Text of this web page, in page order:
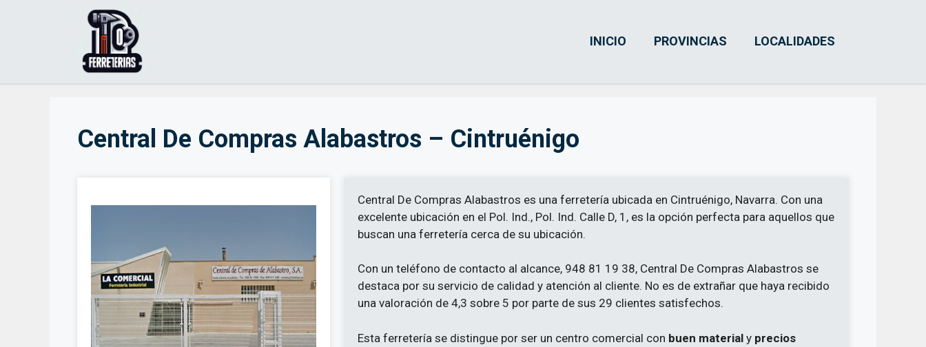
INICIO PROVINCIAS LOCALIDADES
Central De Compras Alabastros – Cintruénigo
Central De Compras Alabastros es una ferretería ubicada en Cintruénigo, Navarra. Con una
excelente ubicación en el Pol. Ind., Pol. Ind. Calle D, 1, es la opción perfecta para aquellos que
buscan una ferretería cerca de su ubicación.
Con un teléfono de contacto al alcance, 948 81 19 38, Central De Compras Alabastros se
destaca por su servicio de calidad y atención al cliente. No es de extrañar que haya recibido
una valoración de 4,3 sobre 5 por parte de sus 29 clientes satisfechos.
Esta ferretería se distingue por ser un centro comercial con buen materialy precios